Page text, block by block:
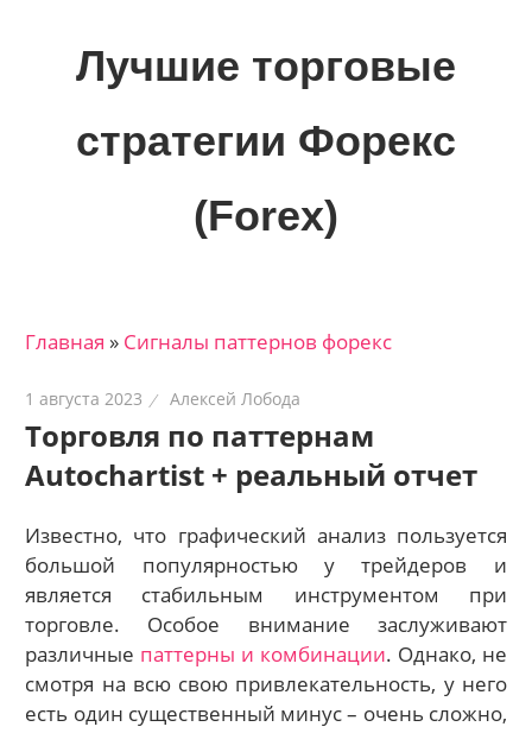
Лучшие торговые
стратегии Форекс
(Forex)
трейдеров
финансовых
рынках:
стратегии,
новости…
Главная » Сигналы паттернов форекс
1 августа 2023 Алексей Лобода
Торговля по паттернам
Autochartist + реальный отчет
Известно, что графический анализ пользуется
большой популярностью у трейдеров и
является стабильным инструментом при
торговле. Особое внимание заслуживают
различные паттерны и комбинации. Однако, не
смотря на всю свою привлекательность, у него
есть один существенный минус – очень сложно,